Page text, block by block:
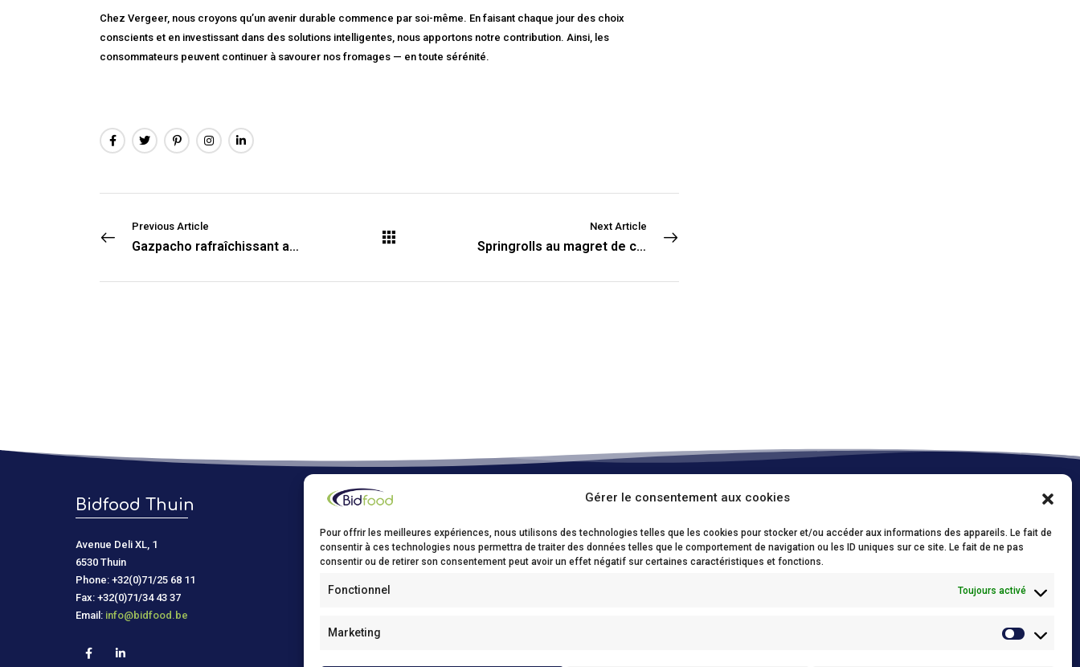
Gérer le consentement aux cookies
Pour offrir les meilleures expériences, nous utilisons des technologies telles que les cookies pour stocker et/ou accéder aux informations des appareils. Le fait de
consentir à ces technologies nous permettra de traiter des données telles que le comportement de navigation ou les ID uniques sur ce site. Le fait de ne pas
consentir ou de retirer son consentement peut avoir un effet négatif sur certaines caractéristiques et fonctions.
Fonctionnel Toujours activé
Marketing
Chez Vergeer, nous croyons qu’un avenir durable commence par soi-même. En faisant chaque jour des choix
conscients et en investissant dans des solutions intelligentes, nous apportons notre contribution. Ainsi, les
consommateurs peuvent continuer à savourer nos fromages — en toute sérénité.
Previous Article
Gazpacho rafraîchissant aux petits pois et au concombre
Next Article
Springrolls au magret de canard fumé
Bidfood Thuin
Avenue Deli XL, 1
6530 Thuin
Phone: +32(0)71/25 68 11
Fax: +32(0)71/34 43 37
Email: info@bidfood.be
Bidfood Kruibeke
Kasteleinsstraat, 17
9150 Kruibeke
Fax: +32(0)3/250 62 03
Conditions d’utilisations (FR)/Privacy Policy
(NL)
Algemene